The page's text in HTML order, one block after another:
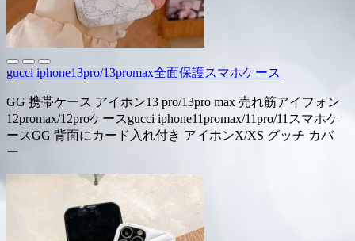
gucci iphone13pro/13promax全面保護スマホケース
GG 携帯ケース アイホン13 pro/13pro max 売れ筋アイフォン
12promax/12proケースgucci iphone11promax/11pro/11スマホケ
ースGG 背面にカード入れ付き アイホンX/XS グッチ カバ
ー